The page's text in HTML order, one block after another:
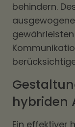
behindern.
hybriden
Ein effektiver